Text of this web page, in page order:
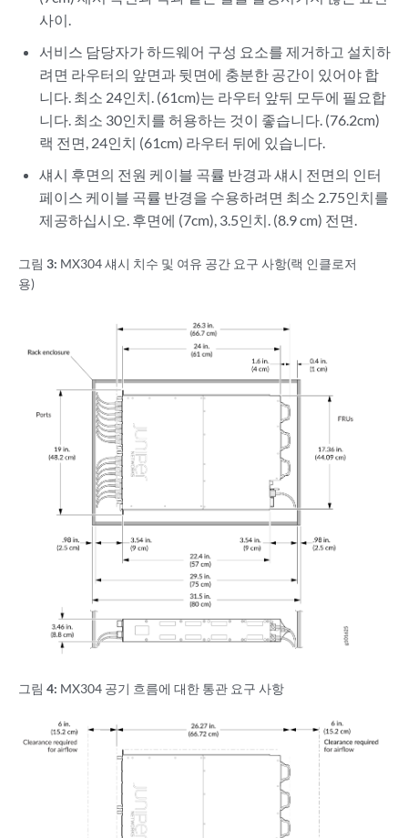
사이.
서비스 담당자가 하드웨어 구성 요소를 제거하고 설치하
려면 라우터의 앞면과 뒷면에 충분한 공간이 있어야 합
니다. 최소 24인치. (61cm)는 라우터 앞뒤 모두에 필요합
니다. 최소 30인치를 허용하는 것이 좋습니다. (76.2cm)
랙 전면, 24인치 (61cm) 라우터 뒤에 있습니다.
섀시 후면의 전원 케이블 곡률 반경과 섀시 전면의 인터
페이스 케이블 곡률 반경을 수용하려면 최소 2.75인치를
제공하십시오. 후면에 (7cm), 3.5인치. (8.9 cm) 전면.
그림 3: MX304 섀시 치수 및 여유 공간 요구 사항(랙 인클로저
용)
그림 4: MX304 공기 흐름에 대한 통관 요구 사항